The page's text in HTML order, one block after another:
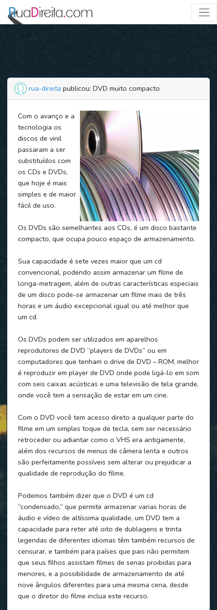
rua-direita publicou: DVD muito compacto
Com o avanço e a
tecnologia os
discos de vinil
passaram a ser
substituídos com
os CDs e DVDs,
que hoje é mais
simples e de maior
fácil de uso.
Os DVDs são semelhantes aos CDs, é um disco bastante
compacto, que ocupa pouco espaço de armazenamento.
Sua capacidade é sete vezes maior que um cd
convencional, podendo assim armazenar um filme de
longa-metragem, além de outras características especiais
de um disco pode-se armazenar um filme mais de três
horas e um áudio excepcional igual ou até melhor que
um cd.
Os DVDs podem ser utilizados em aparelhos
reprodutores de DVD “players de DVDs” ou em
computadores que tenham o drive de DVD – ROM, melhor
é reproduzir em player de DVD onde pode ligá-lo em som
com seis caixas acústicas e uma televisão de tela grande,
onde você tem a sensação de estar em um cine.
Com o DVD você tem acesso direto a qualquer parte do
filme em um simples toque de tecla, sem ser necessário
retroceder ou adiantar como o VHS era antigamente,
além dos recursos de menus de câmera lenta e outros
são perfeitamente possíveis sem alterar ou prejudicar a
qualidade de reprodução do filme.
Podemos também dizer que o DVD é um cd
“condensado,” que permite armazenar varias horas de
áudio e vídeo de altíssima qualidade, um DVD tem a
capacidade para reter até oito de dublagens e trinta
legendas de diferentes idiomas têm também recursos de
censurar, e também para países que pais não permitem
que seus filhos assistam filmes de senas proibidas para
menores, e a possibilidade de armazenamento de até
nove ângulos diferentes para uma mesma cena, desde
que o diretor do filme inclua este recurso.